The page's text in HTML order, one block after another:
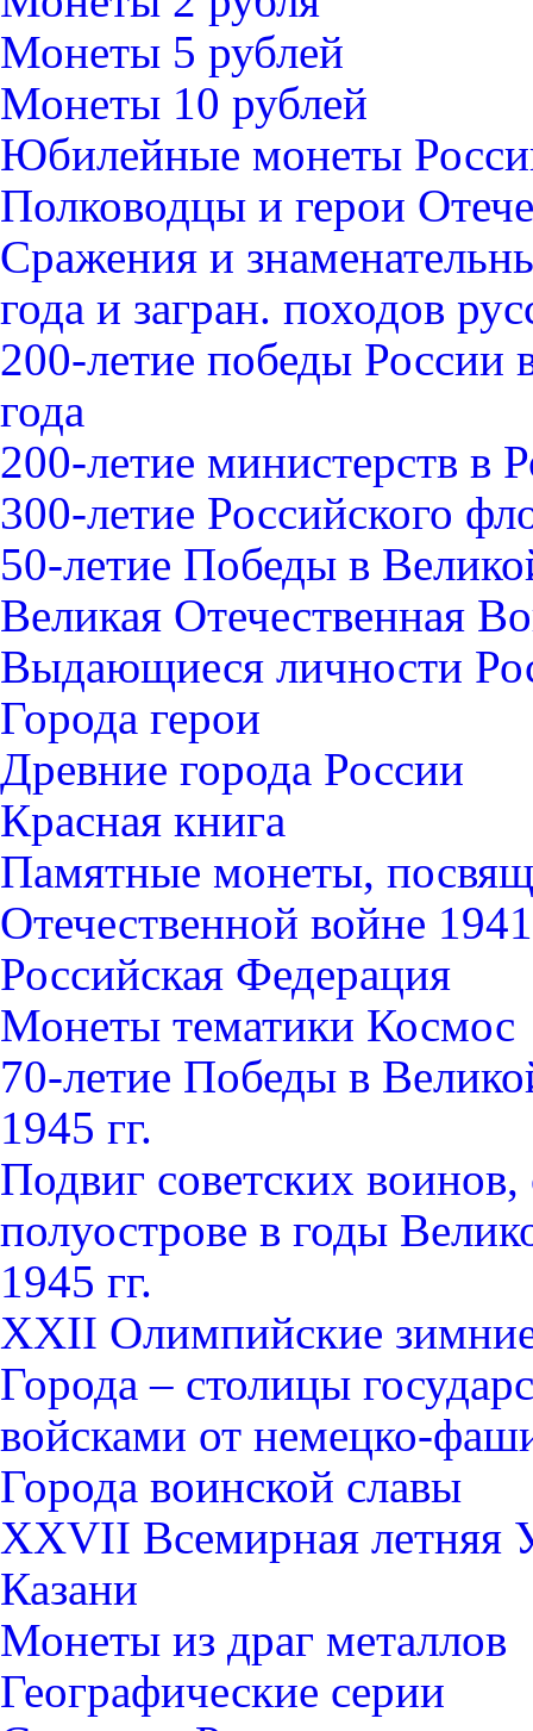
Монеты 5 рублей
Монеты 10 рублей
Юбилейные монеты
Полководцы и герои
Сражения и
года и загран. походов
200-летие победы России
года
200-летие министерств в
300-летие Российского
50-летие Победы в
Великая Отечественная
Выдающиеся личности
Города герои
Древние города России
Красная книга
Памятные монеты,
Отечественной войне
Российская Федерация
Монеты тематики Космос
70-летие Победы в
1945 гг.
Подвиг советских
полуострове в годы
1945 гг.
XXII Олимпийские
Города – столицы
войсками от немецко-
Города воинской славы
XXVII Всемирная летняя
Казани
Монеты из драг металлов
Географические серии